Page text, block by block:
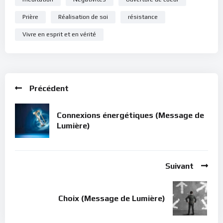
Prière Réalisation de soi résistance
Vivre en esprit et en vérité
Précédent
Connexions énergétiques (Message de
Lumière)
Suivant
Choix (Message de Lumière)